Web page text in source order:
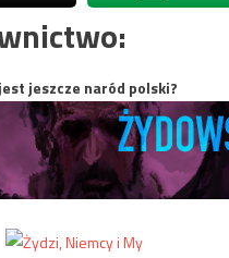
jeszcze naród polski?